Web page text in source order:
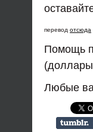
перевод отсюда
Помощь
Любые